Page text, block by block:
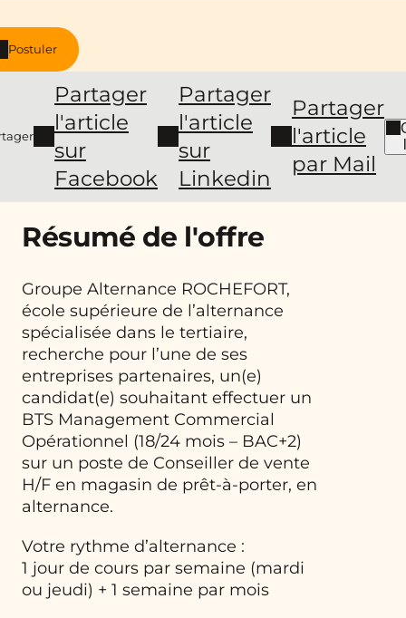
Postuler
Partager
l'article
sur
Facebook
Partager
l'article
sur
Linkedin
Partager
l'article
par Mail
Résumé de l'offre
Groupe Alternance ROCHEFORT,
école supérieure de l’alternance
spécialisée dans le tertiaire,
recherche pour l’une de ses
entreprises partenaires, un(e)
candidat(e) souhaitant effectuer un
BTS Management Commercial
Opérationnel (18/24 mois – BAC+2)
sur un poste de Conseiller de vente
H/F en magasin de prêt-à-porter, en
alternance.
Votre rythme d’alternance :
1 jour de cours par semaine (mardi
ou jeudi) + 1 semaine par mois